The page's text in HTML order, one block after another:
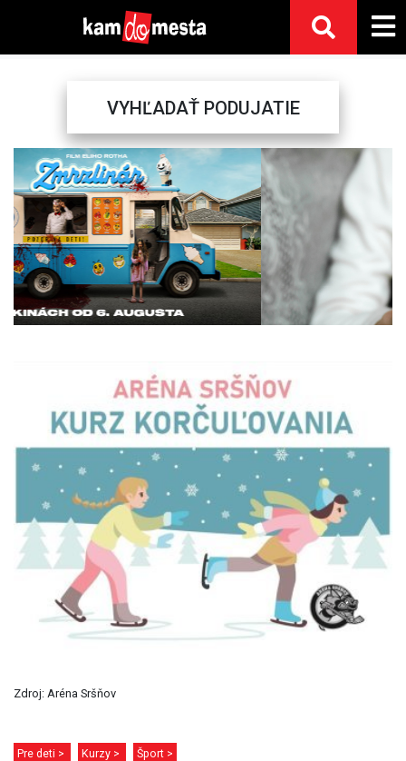
VYHĽADAŤ PODUJATIE
Previous
Zdroj: Aréna Sršňov
Pre deti > Kurzy > Šport >